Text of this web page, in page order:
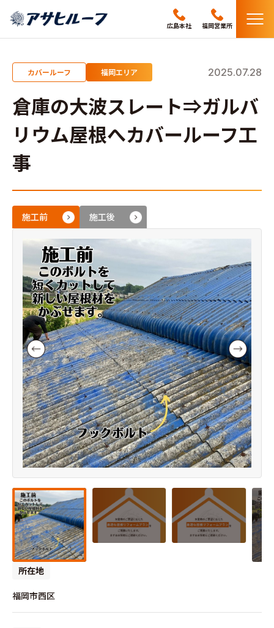
広島本社 福岡営業所
メ
ニ
ー
カバールーフ 福岡エリア 2025.07.28
倉庫の大波スレート⇒ガルバ
リウム屋根へカバールーフ工
事
施工前 施工後
所在地
福岡市西区